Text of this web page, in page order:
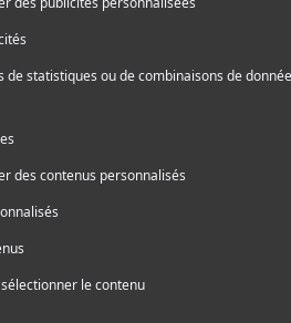
léger, serein et heureux, souvent
en l’écoutant.
s’ouvre avec la pièce
nous attend pour la suite.
ensuite deux pièces
dans l’œuvre globale de
regardant de haut ceux qui en